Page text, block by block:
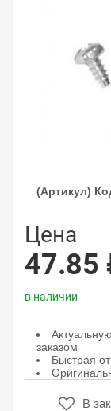
(Артикул)
Цена
47.85
в наличии
заказом
Быстрая
В